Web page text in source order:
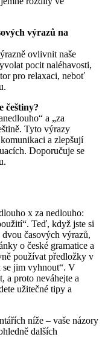
výrazů na
ovlivnit naše
pocit naléhavosti,
pro relaxaci, neboť
češtiny?
a „za
Tyto výrazy
a zlepšují
Doporučuje se
x za nedlouho:
Teď, když jste si
časových výrazů,
o české gramatice a
používat předložky v
se jim vyhnout“. V
a proto neváhejte a
užitečné tipy a
níže – vaše názory
dalších